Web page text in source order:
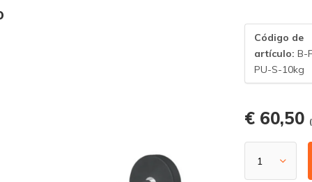
Código de
artículo: B-
PU-S-10kg
€ 60,50